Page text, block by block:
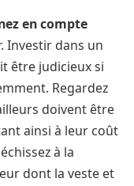
en compte
Investir dans un
être judicieux si
Regardez
doivent être
ainsi à leur coût
à la
dont la veste et